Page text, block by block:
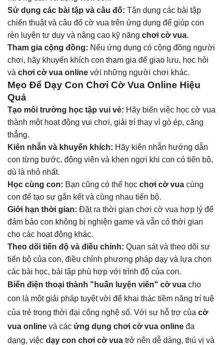
Sử dụng các bài tập và câu đố: Tận dụng các bài tập
chiến thuật và câu đố cờ vua trên ứng dụng để giúp con
rèn luyện tư duy và nâng cao kỹ năng chơi cờ vua.
Tham gia cộng đồng: Nếu ứng dụng có cộng đồng người
chơi, hãy khuyến khích con tham gia để giao lưu, học hỏi
và chơi cờ vua online với những người chơi khác.
Mẹo Để Dạy Con Chơi Cờ Vua Online Hiệu
Quả
Tạo môi trường học tập vui vẻ: Hãy biến việc học cờ vua
thành một hoạt động vui chơi, giải trí thay vì gò ép, căng
thẳng.
Kiên nhẫn và khuyến khích: Hãy kiên nhẫn hướng dẫn
con từng bước, động viên và khen ngợi khi con có tiến bộ,
dù là nhỏ nhất.
Học cùng con: Bạn cũng có thể học chơi cờ vua cùng
con để tạo sự gắn kết và cùng nhau tiến bộ.
Giới hạn thời gian: Đặt ra thời gian chơi cờ vua hợp lý để
đảm bảo con không bị nghiện game và vẫn có thời gian
cho các hoạt động khác.
Theo dõi tiến độ và điều chỉnh: Quan sát và theo dõi sự
tiến bộ của con, điều chỉnh phương pháp dạy và lựa chọn
các bài học, bài tập phù hợp với trình độ của con.
Biến điện thoại thành "huấn luyện viên" cờ vua cho
con là một giải pháp tuyệt vời để khai thác tiềm năng trí tuệ
của trẻ trong thời đại công nghệ số. Với sự hỗ trợ của cờ
vua online và các ứng dụng chơi cờ vua online đa
dạng, việc dạy con chơi cờ vua trở nên dễ dàng, thú vị và